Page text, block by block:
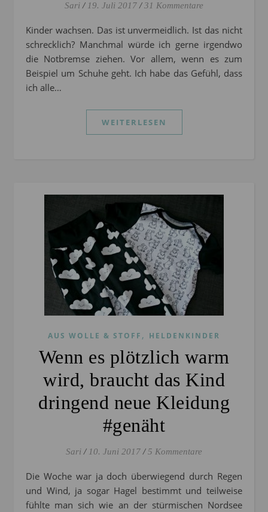
Sari / 19. Juli 2017 / 31 Kommentare
Kinder wachsen. Das ist unvermeidlich. Ist das nicht
schrecklich? Manchmal würde ich gerne irgendwo
die Notbremse ziehen. Vor allem, wenn es zum
Beispiel um Schuhe geht. Ich habe das Gefühl, dass
ich alle…
WEITERLESEN
AUS WOLLE & STOFF , HELDENKINDER
Wenn es plötzlich warm
wird, braucht das Kind
dringend neue Kleidung
#genäht
Sari / 10. Juni 2017 / 5 Kommentare
Die Woche war ja doch überwiegend durch Regen
und Wind, ja sogar Hagel bestimmt und teilweise
fühlte man sich wie an der stürmischen Nordsee